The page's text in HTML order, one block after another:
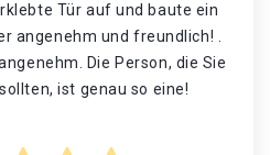
Tür auf und baute ein
angenehm und freundlich! .
Die Person, die Sie
ist genau so eine!